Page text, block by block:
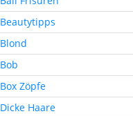
Beautytipps
Blond
Bob
Box Zöpfe
Dicke Haare